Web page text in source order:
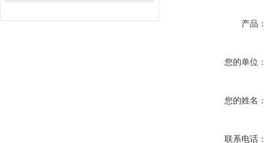
产品：
您的单位：
您的姓名：
联系电话：